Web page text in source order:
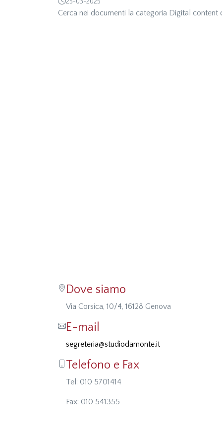
Cerca nei documenti la categoria Digital content
Dove siamo
Via Corsica, 10/4, 16128 Genova
E-mail
segreteria@studiodamonte.it
Telefono e Fax
Tel: 010 5701414
Fax: 010 541355